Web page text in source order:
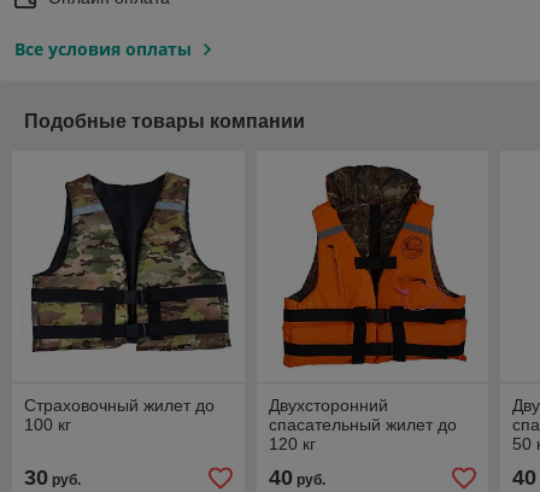
Все условия оплаты
Подобные товары компании
Страховочный жилет до
100 кг
30 руб.
Двухсторонний
спасательный жилет до
120 кг
40руб.
50
40